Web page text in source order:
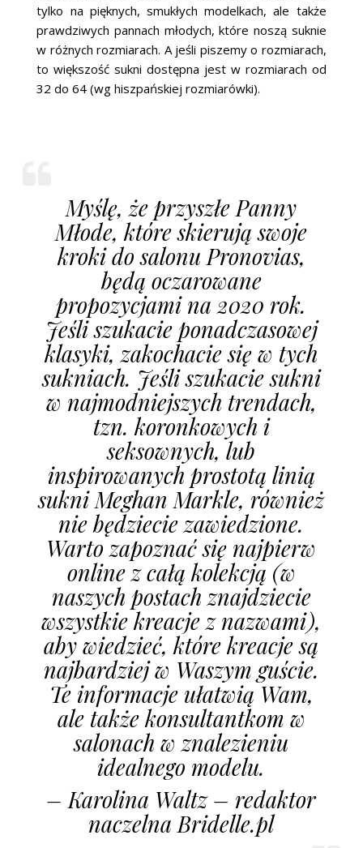
tylko na pięknych, smukłych modelkach, ale także
prawdziwych pannach młodych, które noszą suknie
w różnych rozmiarach. A jeśli piszemy o rozmiarach,
to większość sukni dostępna jest w rozmiarach od
32 do 64 (wg hiszpańskiej rozmiarówki).
Myślę, że przyszłe Panny
Młode, które skierują swoje
kroki do salonu Pronovias,
będą oczarowane
propozycjami na 2020 rok.
Jeśli szukacie ponadczasowej
klasyki, zakochacie się w tych
sukniach. Jeśli szukacie sukni
w najmodniejszych trendach,
tzn. koronkowych i
seksownych, lub
inspirowanych prostotą linią
sukni Meghan Markle, również
nie będziecie zawiedzione.
Warto zapoznać się najpierw
online z całą kolekcją (w
naszych postach znajdziecie
wszystkie kreacje z nazwami),
aby wiedzieć, które kreacje są
najbardziej w Waszym guście.
Te informacje ułatwią Wam,
ale także konsultantkom w
salonach w znalezieniu
idealnego modelu.
– Karolina Waltz – redaktor
naczelna Bridelle.pl